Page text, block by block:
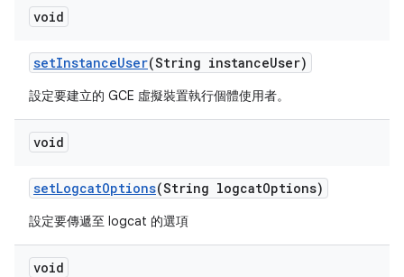
void
setInstanceUser(String instanceUser)
設定要建立的 GCE 虛擬裝置執行個體使用者。
void
setLogcatOptions(String logcatOptions)
設定要傳遞至 logcat 的選項
void